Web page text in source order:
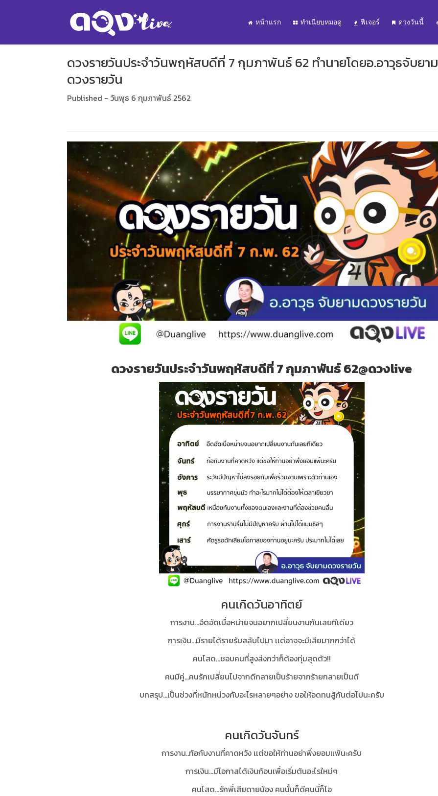
หน้าแรก ทำเนียบหมอดู ฟีเจอร์ ดวงวันนี้
ดวงรายวันประจำวันพฤหัสบดีที่ 7 กุมภาพันธ์ 62 ทำนายโดยอ.อาวุธจับยาม
ดวงรายวัน
Published - วันพุธ 6 กุมภาพันธ์ 2562
ดวงรายวันประจำวันพฤหัสบดีที่ 7 กุมภาพันธ์ 62@ดวงlive
คนเกิดวันอาทิตย์
การงาน...อึดอัดเบื่อหน่ายจนอยากเปลี่ยนงานกันเลยทีเดียว
การเงิน...มีรายได้รายรับสลับไปมา เเต่อาจจะมีเสียมากกว่าได้
คนโสด...ชอบคนที่สูงส่งกว่าก็ต้องทุ่มสุดตัว!!
คนมีคู่…คนรักเปลี่ยนไปจากดีกลายเป็นร้ายจากร้ายกลายเป็นดี
บทสรุป…เป็นช่วงที่หนักหน่วงกับอะไรหลายๆอย่าง ขอให้อดทนสู้กันต่อไปนะครับ
คนเกิดวันจันทร์
การงาน..ท้อกับงานที่คาดหวัง เเต่ขอให้ท่านอย่าพึ่งยอมแพ้นะครับ
การเงิน…มีโอกาสได้เงินก้อนเพื่อเริ่มต้นอะไรใหม่ๆ
คนโสด…รักพี่เสียดายน้อง คนนั้นก็ดีคนนี่ก็โอ